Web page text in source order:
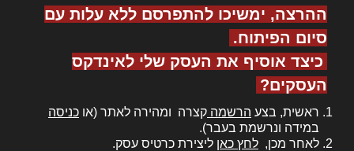
ההרצה, ימשיכו להתפרסם ללא עלות עם
סיום הפיתוח.
כיצד אוסיף את העסק שלי לאינדקס
העסקים?
ראשית, בצע הרשמה קצרה ומהירה לאתר (או כניסה
במידה ונרשמת בעבר).
לאחר מכן, לחץ כאן ליצירת כרטיס עסק.